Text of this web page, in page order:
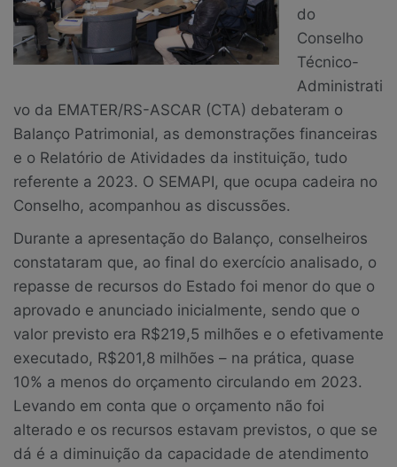
do
Conselho
Técnico-
Administrati
vo da EMATER/RS-ASCAR (CTA) debateram o
Balanço Patrimonial, as demonstrações financeiras
e o Relatório de Atividades da instituição, tudo
referente a 2023. O SEMAPI, que ocupa cadeira no
Conselho, acompanhou as discussões.
Durante a apresentação do Balanço, conselheiros
constataram que, ao final do exercício analisado, o
repasse de recursos do Estado foi menor do que o
aprovado e anunciado inicialmente, sendo que o
valor previsto era R$219,5 milhões e o efetivamente
executado, R$201,8 milhões – na prática, quase
10% a menos do orçamento circulando em 2023.
Levando em conta que o orçamento não foi
alterado e os recursos estavam previstos, o que se
dá é a diminuição da capacidade de atendimento